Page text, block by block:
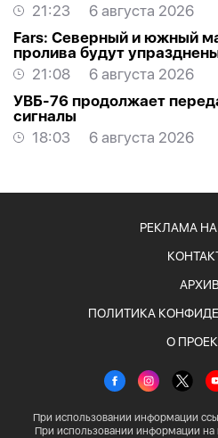
21:23
6 августа 2026
Fars: Северный и южный
пролива будут
21:08
6 августа 2026
УВБ-76 продолжает
сигналы
18:03
6 августа 2026
РЕКЛАМА
ПОЛИТИКА
О
При использовании информации
При использовании информации на